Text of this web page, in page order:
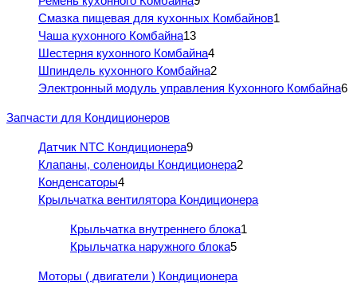
Смазка пищевая для кухонных Комбайнов1
Чаша кухонного Комбайна13
Шестерня кухонного Комбайна4
Шпиндель кухонного Комбайна2
Электронный модуль управления Кухонного Комбайна6
Запчасти для Кондиционеров
Датчик NTC Кондиционера9
Клапаны, соленоиды Кондиционера2
Конденсаторы4
Крыльчатка вентилятора Кондиционера
Крыльчатка внутреннего блока1
Крыльчатка наружного блока5
Моторы ( двигатели ) Кондиционера